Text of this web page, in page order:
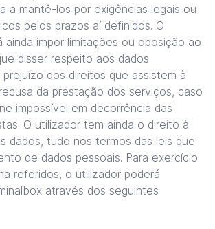
a mantê-los por exigências legais ou
pelos prazos aí definidos. O
ainda impor limitações ou oposição ao
disser respeito aos dados
dos direitos que assistem à
da prestação dos serviços, caso
impossível em decorrência das
O utilizador tem ainda o direito à
dados, tudo nos termos das leis que
de dados pessoais. Para exercício
referidos, o utilizador poderá
através dos seguintes